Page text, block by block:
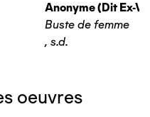
Anonyme (dit Ex-
Buste de femme
, s.d.
oeuvres